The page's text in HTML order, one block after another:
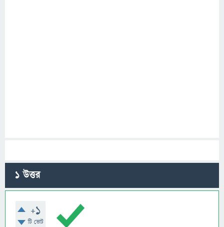
1উত্তর
+1
টি ভোট